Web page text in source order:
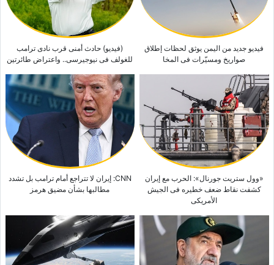
فیدیو جدید من الیمن یوثق لحظات إطلاق
صواریخ ومسیّرات فی المخا
(فیدیو) حادث أمنی قرب نادی ترامب
للغولف فی نیوجیرسی.. واعتراض طائرتین
«وول ستریت جورنال»: الحرب مع إیران
کشفت نقاط ضعف خطیره فی الجیش
الأمریکی
CNN: إیران لا تتراجع أمام ترامب بل تشدد
مطالبها بشأن مضیق هرمز